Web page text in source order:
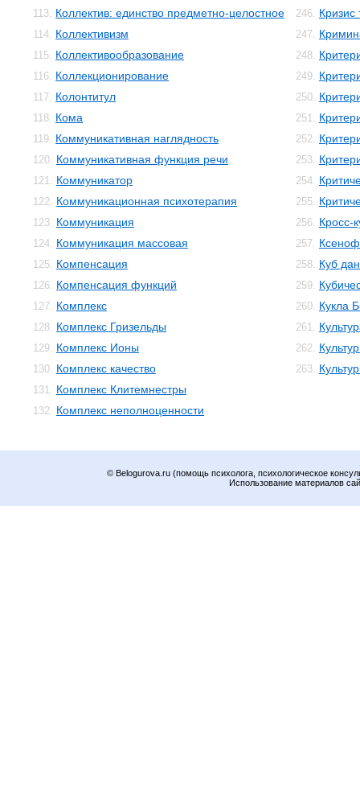
113. Коллектив: единство предметно-целостное
114. Коллективизм
115. Коллективообразование
116. Коллекционирование
117. Колонтитул
118. Кома
119. Коммуникативная наглядность
120. Коммуникативная функция речи
121. Коммуникатор
122. Коммуникационная психотерапия
123. Коммуникация
124. Коммуникация массовая
125. Компенсация
126. Компенсация функций
127. Комплекс
128. Комплекс Гризельды
129. Комплекс Ионы
130. Комплекс качество
131. Комплекс Клитемнестры
132. Комплекс неполноценности
246. Кризис
247.
248.
249.
250.
251.
252.
253.
254.
255.
256. Кросс-
257.
258. Куб
259.
260. Кукла
261.
262.
263.
© Belogurova.ru (помощь психолога, психологическое
Использование материалов